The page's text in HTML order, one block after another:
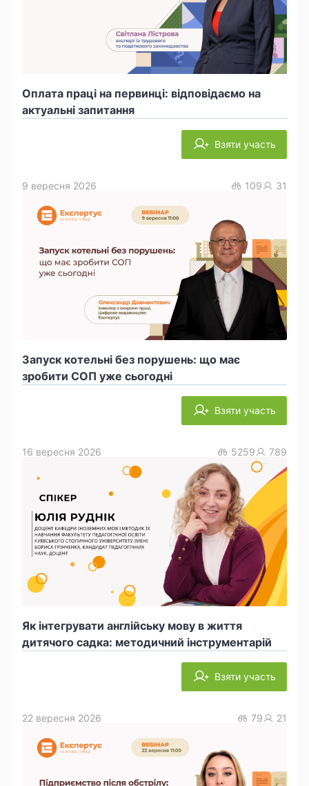
Оплата праці на первинці: відповідаємо на
актуальні запитання
Взяти участь
Запуск котельні без порушень: що має
зробити СОП уже сьогодні
9 вересня 2026 109 31
Взяти участь
Як інтегрувати англійську мову в життя
дитячого садка: методичний інструментарій
16 вересня 2026 5259 789
Взяти участь
22 вересня 2026 79 21